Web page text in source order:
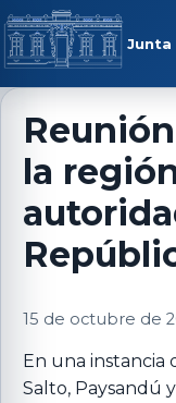
Saltar al contenido
Junta
menú
la
15 de octubre de
En una instancia
Salto, Paysandú